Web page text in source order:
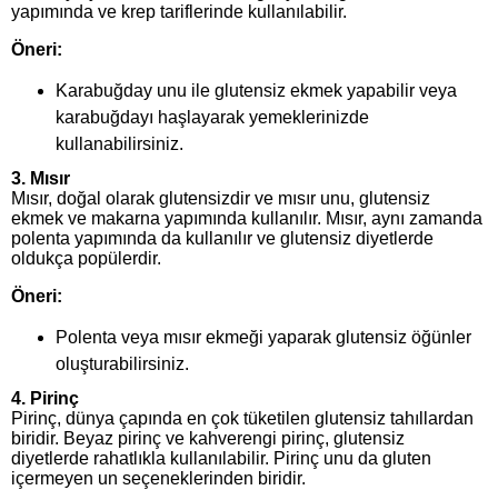
yapımında ve krep tariflerinde kullanılabilir.
Öneri:
Karabuğday unu ile glutensiz ekmek yapabilir veya
karabuğdayı haşlayarak yemeklerinizde
kullanabilirsiniz.
3. Mısır
Mısır, doğal olarak glutensizdir ve mısır unu, glutensiz
ekmek ve makarna yapımında kullanılır. Mısır, aynı zamanda
polenta yapımında da kullanılır ve glutensiz diyetlerde
oldukça popülerdir.
Öneri:
Polenta veya mısır ekmeği yaparak glutensiz öğünler
oluşturabilirsiniz.
4. Pirinç
Pirinç, dünya çapında en çok tüketilen glutensiz tahıllardan
biridir. Beyaz pirinç ve kahverengi pirinç, glutensiz
diyetlerde rahatlıkla kullanılabilir. Pirinç unu da gluten
içermeyen un seçeneklerinden biridir.